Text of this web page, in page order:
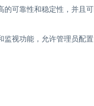
的可靠性和稳定性，并且
监视功能，允许管理员配